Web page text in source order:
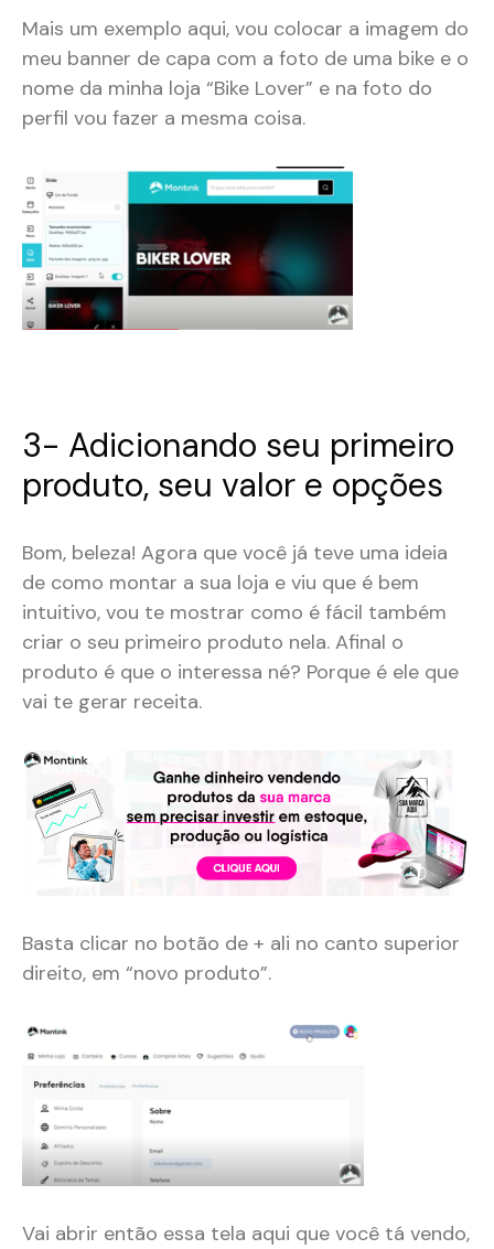
Mais um exemplo aqui, vou colocar a imagem do
meu banner de capa com a foto de uma bike e o
nome da minha loja “Bike Lover” e na foto do
perfil vou fazer a mesma coisa.
3- Adicionando seu primeiro
produto, seu valor e opções
Bom, beleza! Agora que você já teve uma ideia
de como montar a sua loja e viu que é bem
intuitivo, vou te mostrar como é fácil também
criar o seu primeiro produto nela. Afinal o
produto é que o interessa né? Porque é ele que
vai te gerar receita.
Basta clicar no botão de + ali no canto superior
direito, em “novo produto”.
Vai abrir então essa tela aqui que você tá vendo,